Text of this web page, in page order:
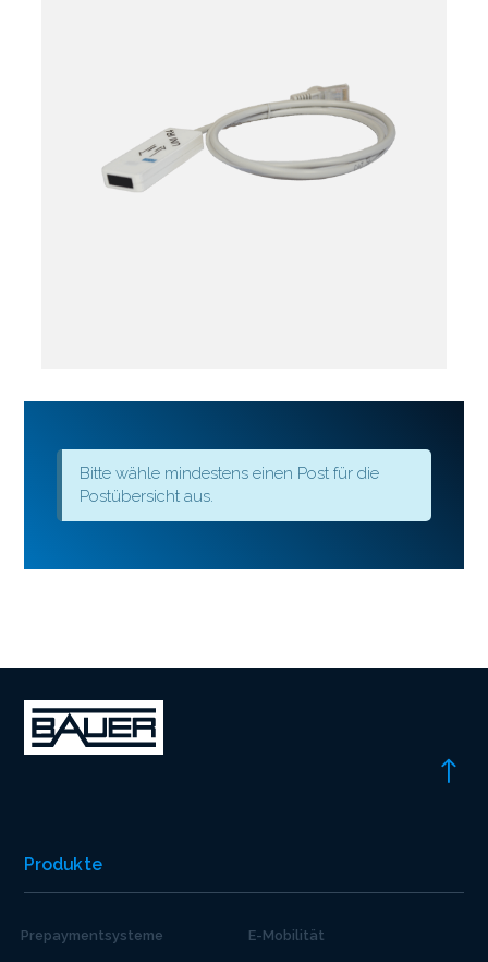
Bitte wähle mindestens einen Post für die
Postübersicht aus.
Produkte
Prepaymentsysteme E-Mobilität